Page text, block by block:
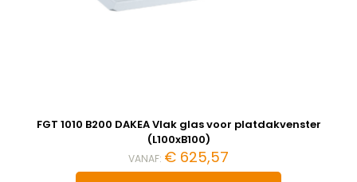
FGT 1010 B200 DAKEA Vlak glas voor platdakvenster
(L100xB100)
VANAF: € 625,57